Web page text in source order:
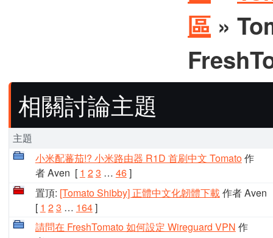
區 »
相關討論主題
主題
小米配蕃茄!? 小米路由器 R1D 首刷中文 Tomato作
者 Aven [ 1 23 … 46]
置頂: [Tomato Shibby] 正體中文化韌體下載作者 Aven
[ 1 23 … 164]
請問在 FreshTomato 如何設定 Wireguard VPN 作